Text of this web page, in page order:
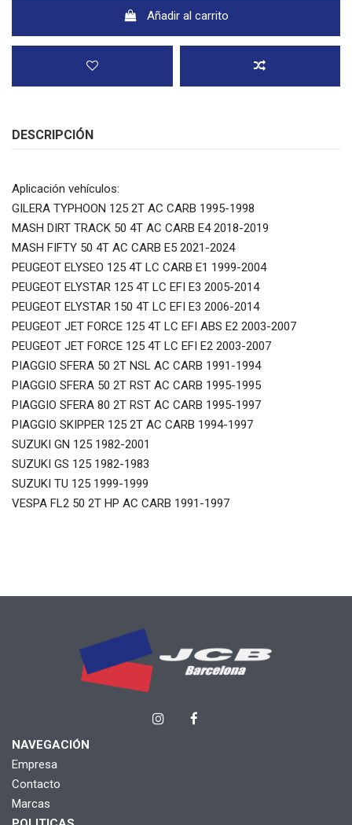
Añadir al carrito
DESCRIPCIÓN
Aplicación vehículos:
GILERA TYPHOON 125 2T AC CARB 1995-1998
MASH DIRT TRACK 50 4T AC CARB E4 2018-2019
MASH FIFTY 50 4T AC CARB E5 2021-2024
PEUGEOT ELYSEO 125 4T LC CARB E1 1999-2004
PEUGEOT ELYSTAR 125 4T LC EFI E3 2005-2014
PEUGEOT ELYSTAR 150 4T LC EFI E3 2006-2014
PEUGEOT JET FORCE 125 4T LC EFI ABS E2 2003-2007
PEUGEOT JET FORCE 125 4T LC EFI E2 2003-2007
PIAGGIO SFERA 50 2T NSL AC CARB 1991-1994
PIAGGIO SFERA 50 2T RST AC CARB 1995-1995
PIAGGIO SFERA 80 2T RST AC CARB 1995-1997
PIAGGIO SKIPPER 125 2T AC CARB 1994-1997
SUZUKI GN 125 1982-2001
SUZUKI GS 125 1982-1983
SUZUKI TU 125 1999-1999
VESPA FL2 50 2T HP AC CARB 1991-1997
NAVEGACIÓN
Empresa
Contacto
Marcas